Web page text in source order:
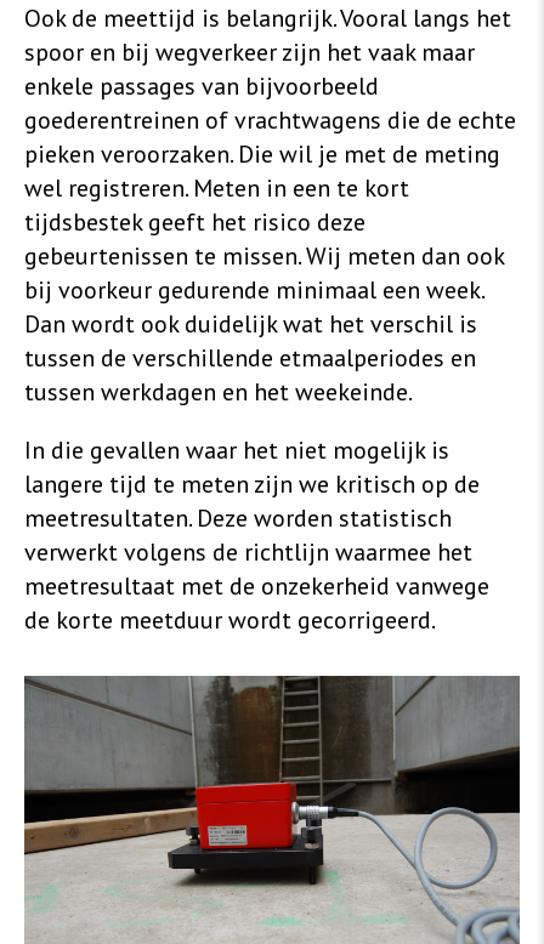
Ook de meettijd is belangrijk. Vooral langs het
spoor en bij wegverkeer zijn het vaak maar
enkele passages van bijvoorbeeld
goederentreinen of vrachtwagens die de echte
pieken veroorzaken. Die wil je met de meting
wel registreren. Meten in een te kort
tijdsbestek geeft het risico deze
gebeurtenissen te missen. Wij meten dan ook
bij voorkeur gedurende minimaal een week.
Dan wordt ook duidelijk wat het verschil is
tussen de verschillende etmaalperiodes en
tussen werkdagen en het weekeinde.
In die gevallen waar het niet mogelijk is
langere tijd te meten zijn we kritisch op de
meetresultaten. Deze worden statistisch
verwerkt volgens de richtlijn waarmee het
meetresultaat met de onzekerheid vanwege
de korte meetduur wordt gecorrigeerd.